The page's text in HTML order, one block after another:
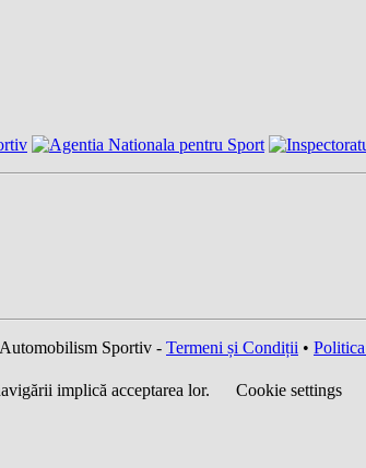
Sportiv - Termeni și Condiții •
implică acceptarea lor. Cookie settings